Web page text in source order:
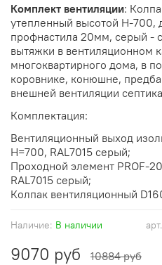
арт.
Наличие: В наличии
9070 руб 10884 руб
Комплект вентиляции:
утепленный высотой Н-700,
профнастила 20мм, серый -
вытяжки в вентиляционном
многоквартирного дома, в
коровнике, конюшне,
внешней вентиляции
Комплектация:
Вентиляционный выход
H=700, RAL7015 серый;
Проходной элемент PROF-
RAL7015 серый;
Колпак вентиляционный